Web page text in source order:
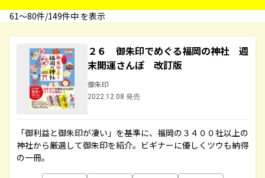
61〜80件/149件中 を表示
２６ 御朱印でめぐる福岡の神社 週
末開運さんぽ 改訂版
御朱印
2022.12.08 発売
「御利益と御朱印が凄い」を基準に、福岡の３４００社以上の
神社から厳選して御朱印を紹介。ビギナーに優しくツウも納得
の一冊。